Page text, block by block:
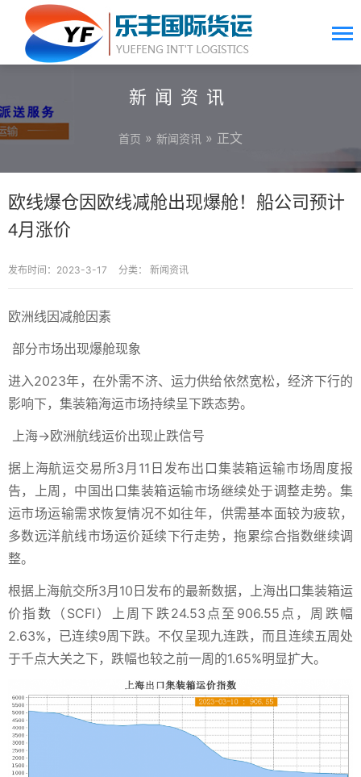
新闻资讯
首页 » 新闻资讯 » 正文
欧线爆仓因欧线减舱出现爆舱！船公司预计
4月涨价
发布时间：2023-3-17 分类： 新闻资讯
欧洲线因减舱因素
部分市场出现爆舱现象
进入2023年，在外需不济、运力供给依然宽松，经济下行的
影响下，集装箱海运市场持续呈下跌态势。
上海→欧洲航线运价出现止跌信号
据上海航运交易所3月11日发布出口集装箱运输市场周度报
告，上周，中国出口集装箱运输市场继续处于调整走势。集
运市场运输需求恢复情况不如往年，供需基本面较为疲软，
多数远洋航线市场运价延续下行走势，拖累综合指数继续调
整。
根据上海航交所3月10日发布的最新数据，上海出口集装箱运
价指数（SCFI）上周下跌24.53点至906.55点，周跌幅
2.63%，已连续9周下跌。不仅呈现九连跌，而且连续五周处
于千点大关之下，跌幅也较之前一周的1.65%明显扩大。